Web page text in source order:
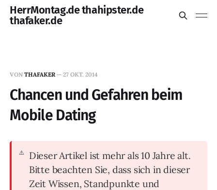
HerrMontag.de thahipster.de
thafaker.de
VON THAFAKER — 27 OKT. 2014
Chancen und Gefahren beim
Mobile Dating
Dieser Artikel ist mehr als 10 Jahre alt.
Bitte beachten Sie, dass sich in dieser
Zeit Wissen, Standpunkte und